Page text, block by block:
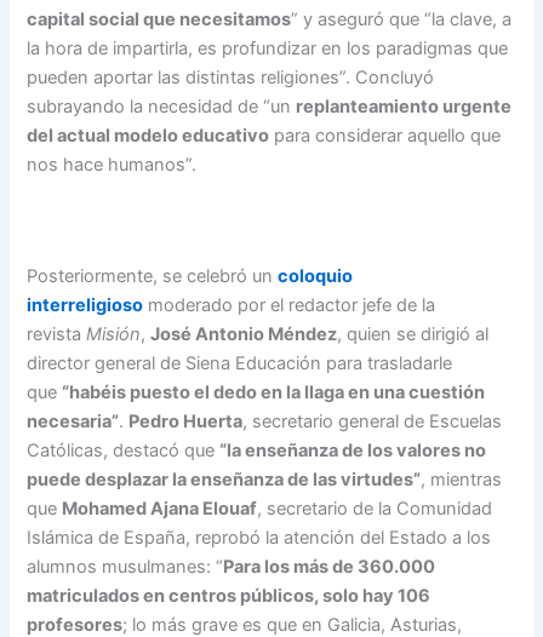
capital social que necesitamos” y aseguró que “la clave, a
la hora de impartirla, es profundizar en los paradigmas que
pueden aportar las distintas religiones”. Concluyó
subrayando la necesidad de “un replanteamiento urgente
del actual modelo educativo para considerar aquello que
nos hace humanos”.
Posteriormente, se celebró uncoloquio
interreligioso moderado por el redactor jefe de la
revistaMisión,José Antonio Méndez, quien se dirigió al
director general de Siena Educación para trasladarle
que “habéis puesto el dedo en la llaga en una cuestión
necesaria”. Pedro Huerta, secretario general de Escuelas
Católicas, destacó que “la enseñanza de los valores no
puede desplazar la enseñanza de las virtudes”, mientras
que Mohamed Ajana Elouaf, secretario de la Comunidad
Islámica de España, reprobó la atención del Estado a los
alumnos musulmanes: “Para los más de 360.000
matriculados en centros públicos, solo hay 106
profesores; lo más grave es que en Galicia, Asturias,